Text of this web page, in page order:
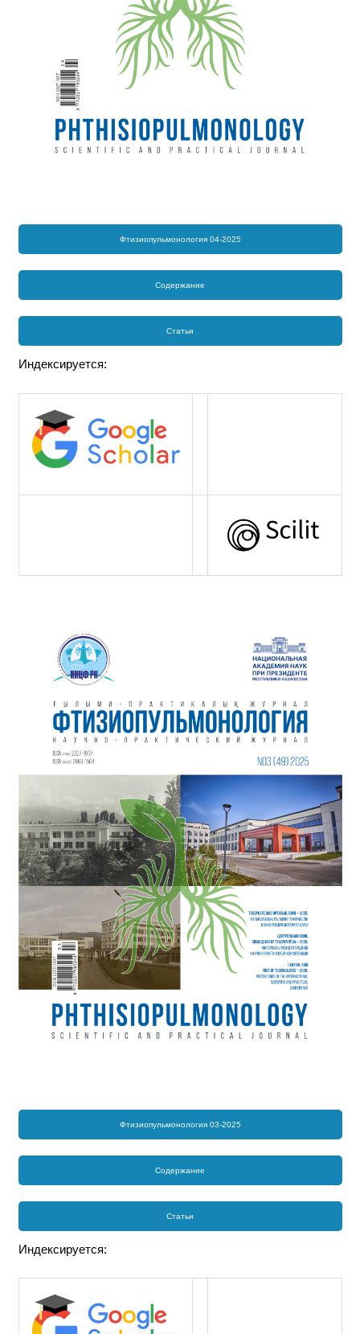
Фтизиопульмонология 04-2025
Содержание
Статьи
Индексируется:
Фтизиопульмонология 03-2025
Содержание
Статьи
Индексируется: